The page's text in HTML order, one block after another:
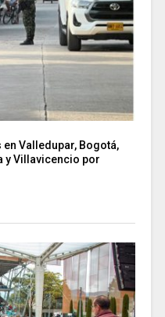
Valledupar, Bogotá,
y Villavicencio por